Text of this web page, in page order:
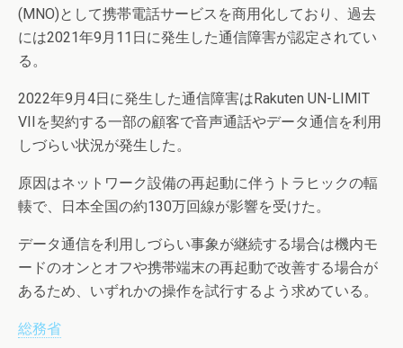
(MNO)として携帯電話サービスを商用化しており、過去
には2021年9月11日に発生した通信障害が認定されてい
る。
2022年9月4日に発生した通信障害はRakuten UN-LIMIT
VIIを契約する一部の顧客で音声通話やデータ通信を利用
しづらい状況が発生した。
原因はネットワーク設備の再起動に伴うトラヒックの輻
輳で、日本全国の約130万回線が影響を受けた。
データ通信を利用しづらい事象が継続する場合は機内モ
ードのオンとオフや携帯端末の再起動で改善する場合が
あるため、いずれかの操作を試行するよう求めている。
総務省